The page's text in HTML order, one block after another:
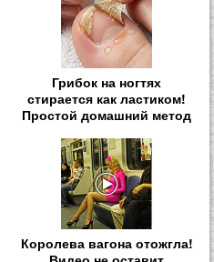
Грибок на ногтях
стирается как ластиком!
Простой домашний метод
Королева вагона отожгла!